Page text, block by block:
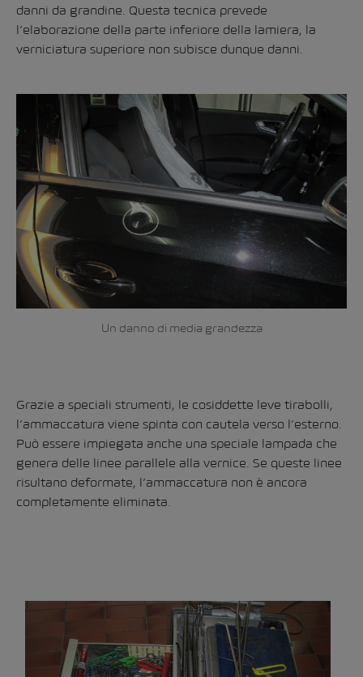
danni da grandine. Questa tecnica prevede
l’elaborazione della parte inferiore della lamiera, la
verniciatura superiore non subisce dunque danni.
Un danno di media grandezza
Grazie a speciali strumenti, le cosiddette leve tirabolli,
l’ammaccatura viene spinta con cautela verso l’esterno.
Può essere impiegata anche una speciale lampada che
genera delle linee parallele alla vernice. Se queste linee
risultano deformate, l’ammaccatura non è ancora
completamente eliminata.